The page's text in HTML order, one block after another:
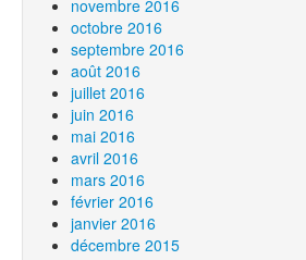
novembre 2016
octobre 2016
septembre 2016
août 2016
juillet 2016
juin 2016
mai 2016
avril 2016
mars 2016
février 2016
janvier 2016
décembre 2015